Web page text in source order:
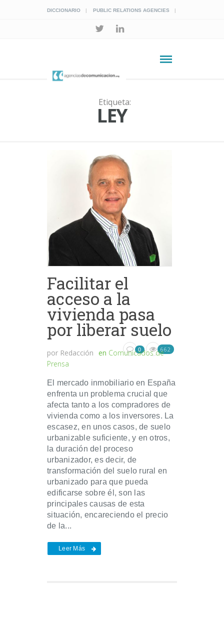
DICCIONARIO PUBLIC RELATIONS AGENCIES
Etiqueta:
LEY
Facilitar el
acceso a la
vivienda pasa
por liberar suelo
por Redacción en Comunicados de
Prensa
0 662
El mercado inmobiliario en España
enfrenta un problema crucial que
afecta tanto a los compradores de
vivienda como a los inversores. La
escasez, en unos casos, de suelo
urbanizable suficiente, y en otros,
la duración del proceso
urbanizador, es decir, de
transformación del suelo rural en
urbanizado para que pueda
edificarse sobre él, son las
principales causas de esta
situación, encareciendo el precio
de la...
Leer Más